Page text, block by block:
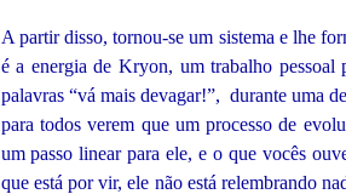
A partir disso, tornou-se um sistema e lhe
é a energia de Kryon, um trabalho pessoal
palavras “vá mais devagar!”, durante uma
para todos verem que um processo de
um passo linear para ele, e o que vocês
que está por vir, ele não está relembrando